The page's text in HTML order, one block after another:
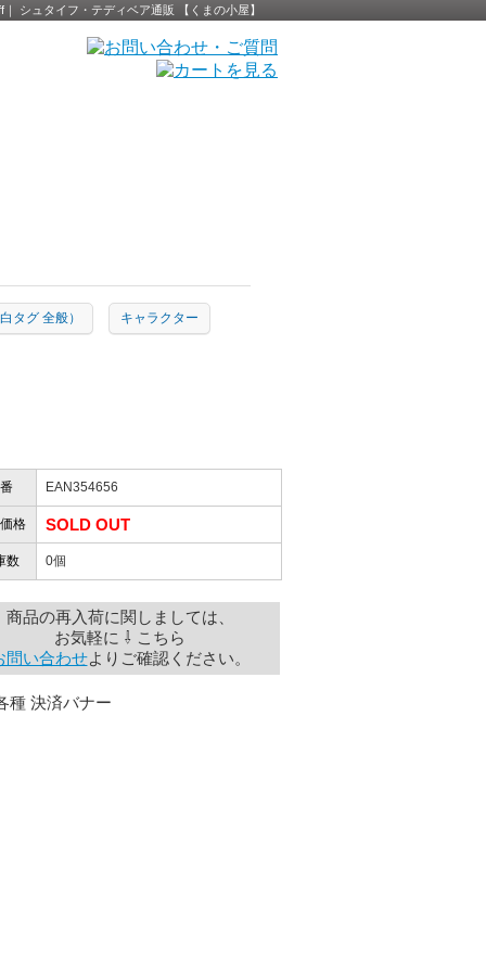
シュタイフ・テディベア通販 【くまの小屋】
タグ 全般） キャラクター
EAN354656
格 SOLD OUT
数 0個
商品の再入荷に関しましては、
お気軽に ⇩ こちら
問い合わせよりご確認ください。